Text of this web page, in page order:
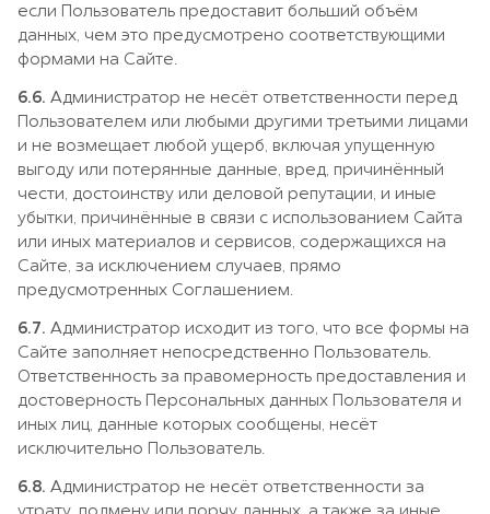
если Пользователь предоставит больший объём
данных, чем это предусмотрено соответствующими
формами на Сайте.
6.6. Администратор не несёт ответственности перед
Пользователем или любыми другими третьими лицами
и не возмещает любой ущерб, включая упущенную
выгоду или потерянные данные, вред, причинённый
чести, достоинству или деловой репутации, и иные
убытки, причинённые в связи с использованием Сайта
или иных материалов и сервисов, содержащихся на
Сайте, за исключением случаев, прямо
предусмотренных Соглашением.
6.7. Администратор исходит из того, что все формы на
Сайте заполняет непосредственно Пользователь.
Ответственность за правомерность предоставления и
достоверность Персональных данных Пользователя и
иных лиц, данные которых сообщены, несёт
исключительно Пользователь.
6.8. Администратор не несёт ответственности за